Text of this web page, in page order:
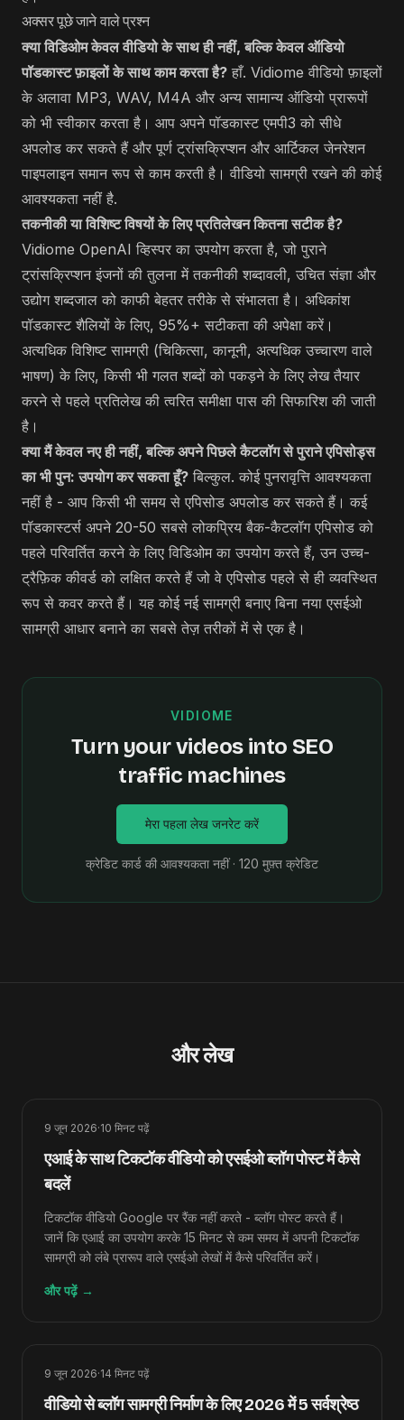
अक्सर पूछे जाने वाले प्रश्न
क्या विडिओम केवल वीडियो के साथ ही नहीं, बल्कि केवल ऑडियो
पॉडकास्ट फ़ाइलों के साथ काम करता है? हाँ. Vidiome वीडियो फ़ाइलों
के अलावा MP3, WAV, M4A और अन्य सामान्य ऑडियो प्रारूपों
को भी स्वीकार करता है। आप अपने पॉडकास्ट एमपी3 को सीधे
अपलोड कर सकते हैं और पूर्ण ट्रांसक्रिप्शन और आर्टिकल जेनरेशन
पाइपलाइन समान रूप से काम करती है। वीडियो सामग्री रखने की कोई
आवश्यकता नहीं है.
तकनीकी या विशिष्ट विषयों के लिए प्रतिलेखन कितना सटीक है?
Vidiome OpenAI व्हिस्पर का उपयोग करता है, जो पुराने
ट्रांसक्रिप्शन इंजनों की तुलना में तकनीकी शब्दावली, उचित संज्ञा और
उद्योग शब्दजाल को काफी बेहतर तरीके से संभालता है। अधिकांश
पॉडकास्ट शैलियों के लिए, 95%+ सटीकता की अपेक्षा करें।
अत्यधिक विशिष्ट सामग्री (चिकित्सा, कानूनी, अत्यधिक उच्चारण वाले
भाषण) के लिए, किसी भी गलत शब्दों को पकड़ने के लिए लेख तैयार
करने से पहले प्रतिलेख की त्वरित समीक्षा पास की सिफारिश की जाती
है।
क्या मैं केवल नए ही नहीं, बल्कि अपने पिछले कैटलॉग से पुराने एपिसोड्स
का भी पुन: उपयोग कर सकता हूँ? बिल्कुल. कोई पुनरावृत्ति आवश्यकता
नहीं है - आप किसी भी समय से एपिसोड अपलोड कर सकते हैं। कई
पॉडकास्टर्स अपने 20-50 सबसे लोकप्रिय बैक-कैटलॉग एपिसोड को
पहले परिवर्तित करने के लिए विडिओम का उपयोग करते हैं, उन उच्च-
ट्रैफ़िक कीवर्ड को लक्षित करते हैं जो वे एपिसोड पहले से ही व्यवस्थित
रूप से कवर करते हैं। यह कोई नई सामग्री बनाए बिना नया एसईओ
सामग्री आधार बनाने का सबसे तेज़ तरीकों में से एक है।
VIDIOME
Turn your videos into SEO
traffic machines
मेरा पहला लेख जनरेट करें
क्रेडिट कार्ड की आवश्यकता नहीं · 120 मुफ़्त क्रेडिट
और लेख
9 जून 2026·10 मिनट पढ़ें
एआई के साथ टिकटॉक वीडियो को एसईओ ब्लॉग पोस्ट में कैसे
बदलें
टिकटॉक वीडियो Google पर रैंक नहीं करते - ब्लॉग पोस्ट करते हैं।
जानें कि एआई का उपयोग करके 15 मिनट से कम समय में अपनी टिकटॉक
सामग्री को लंबे प्रारूप वाले एसईओ लेखों में कैसे परिवर्तित करें।
और पढ़ें→
9 जून 2026·14 मिनट पढ़ें
वीडियो से ब्लॉग सामग्री निर्माण के लिए 2026 में 5 सर्वश्रेष्ठ